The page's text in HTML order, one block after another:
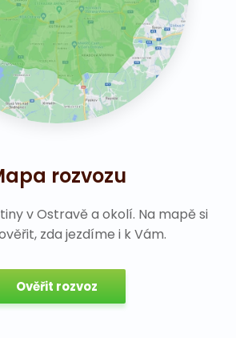
rozvozu
v Ostravě a okolí. Na mapě si
zda jezdíme i k Vám.
Ověřit rozvoz